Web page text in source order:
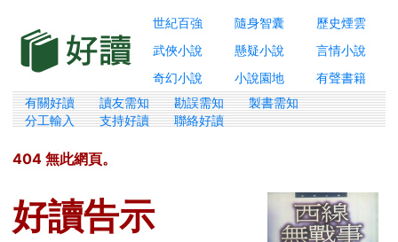
世紀百強 隨身智囊
歷史煙雲
武俠小說
懸疑小說
言情小說
奇幻小說
小說園地 有聲書籍
有關好讀 讀友需知 勘誤需知
製書需知
分工輸入
支持好讀 聯絡好讀
404 無此網頁。
好讀告示